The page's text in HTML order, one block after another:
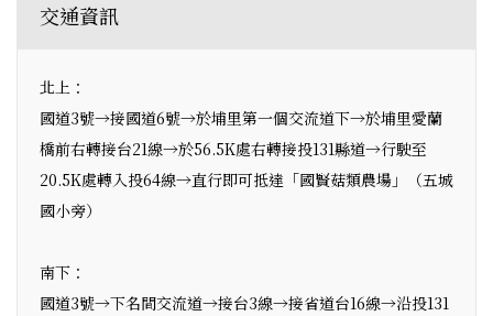
交通資訊
北上：
國道3號→接國道6號→於埔里第一個交流道下→於埔里愛蘭
橋前右轉接台21線→於56.5K處右轉接投131縣道→行駛至
20.5K處轉入投64線→直行即可抵達「國賢菇類農場」（五城
國小旁）
南下：
國道3號→下名間交流道→接台3線→接省道台16線→沿投131